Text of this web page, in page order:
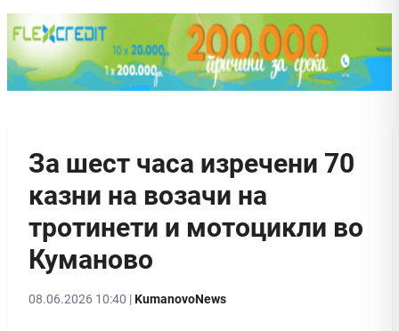
За шест часа изречени 70
казни на возачи на
тротинети и мотоцикли во
Куманово
08.06.2026 10:40 |KumanovoNews